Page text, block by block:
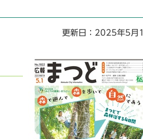
更新日：2025年5月